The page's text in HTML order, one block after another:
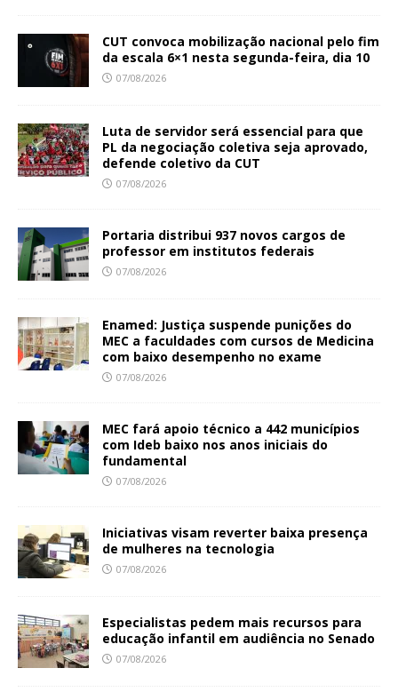
CUT convoca mobilização nacional pelo fim
da escala 6×1 nesta segunda-feira, dia 10
07/08/2026
Luta de servidor será essencial para que
PL da negociação coletiva seja aprovado,
defende coletivo da CUT
07/08/2026
Portaria distribui 937 novos cargos de
professor em institutos federais
07/08/2026
Enamed: Justiça suspende punições do
MEC a faculdades com cursos de Medicina
com baixo desempenho no exame
07/08/2026
MEC fará apoio técnico a 442 municípios
com Ideb baixo nos anos iniciais do
fundamental
07/08/2026
Iniciativas visam reverter baixa presença
de mulheres na tecnologia
07/08/2026
Especialistas pedem mais recursos para
educação infantil em audiência no Senado
07/08/2026